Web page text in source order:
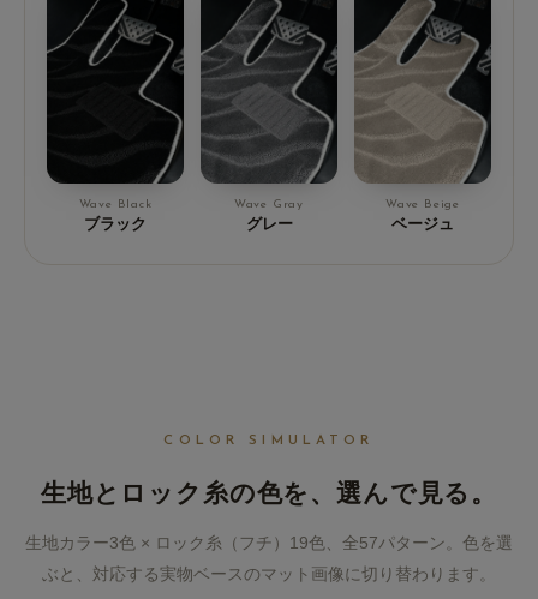
Wave Black
ブラック
Wave Gray
グレー
Wave Beige
ベージュ
COLOR SIMULATOR
生地とロック糸の色を、選んで見る。
生地カラー3色 × ロック糸（フチ）19色、全57パターン。色を選
ぶと、対応する実物ベースのマット画像に切り替わります。